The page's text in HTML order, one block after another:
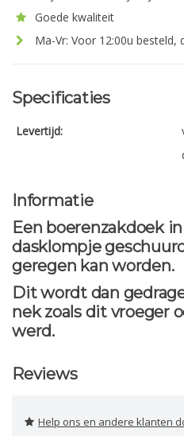
Goede kwaliteit
Ma-Vr: Voor 12:00u besteld,
Specificaties
Levertijd:
Informatie
Een boerenzakdoek
dasklompje
geregen kan worden.
Dit wordt dan
nek zoals dit vroeger
werd.
Reviews
Help ons en andere klanten